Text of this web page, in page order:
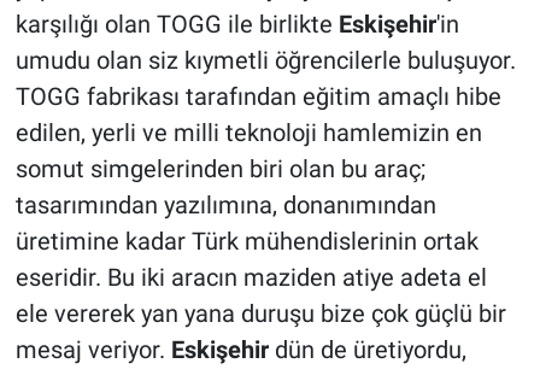
karşılığı olan TOGG ile birlikte Eskişehir'in
umudu olan siz kıymetli öğrencilerle buluşuyor.
TOGG fabrikası tarafından eğitim amaçlı hibe
edilen, yerli ve milli teknoloji hamlemizin en
somut simgelerinden biri olan bu araç;
tasarımından yazılımına, donanımından
üretimine kadar Türk mühendislerinin ortak
eseridir. Bu iki aracın maziden atiye adeta el
ele vererek yan yana duruşu bize çok güçlü bir
mesaj veriyor. Eskişehirdün de üretiyordu,